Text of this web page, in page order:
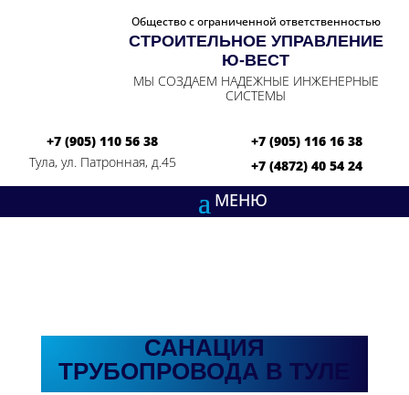
Общество с ограниченной ответственностью
СТРОИТЕЛЬНОЕ УПРАВЛЕНИЕ
Ю‑ВЕСТ
МЫ СОЗДАЕМ НАДЕЖНЫЕ ИНЖЕНЕРНЫЕ
СИСТЕМЫ
+7 (905) 110 56 38
Тула, ул. Патронная, д.45
+7 (905) 116 16 38
+7 (4872) 40 54 24
САНАЦИЯ
ТРУБОПРОВОДА В ТУЛЕ